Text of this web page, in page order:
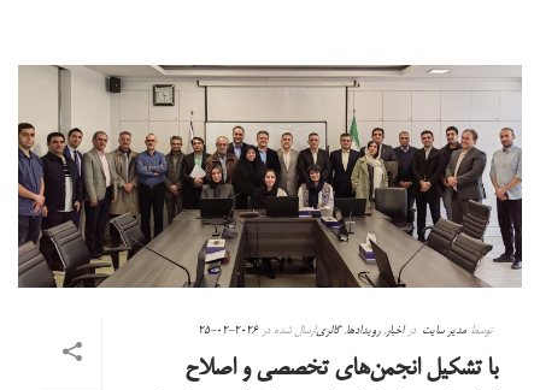
توسط مدیر سایت دراخبار,رویدادها,گالریارسال شده در2026-02-25
با تشکیل انجمن‌های تخصصی و اصلاح